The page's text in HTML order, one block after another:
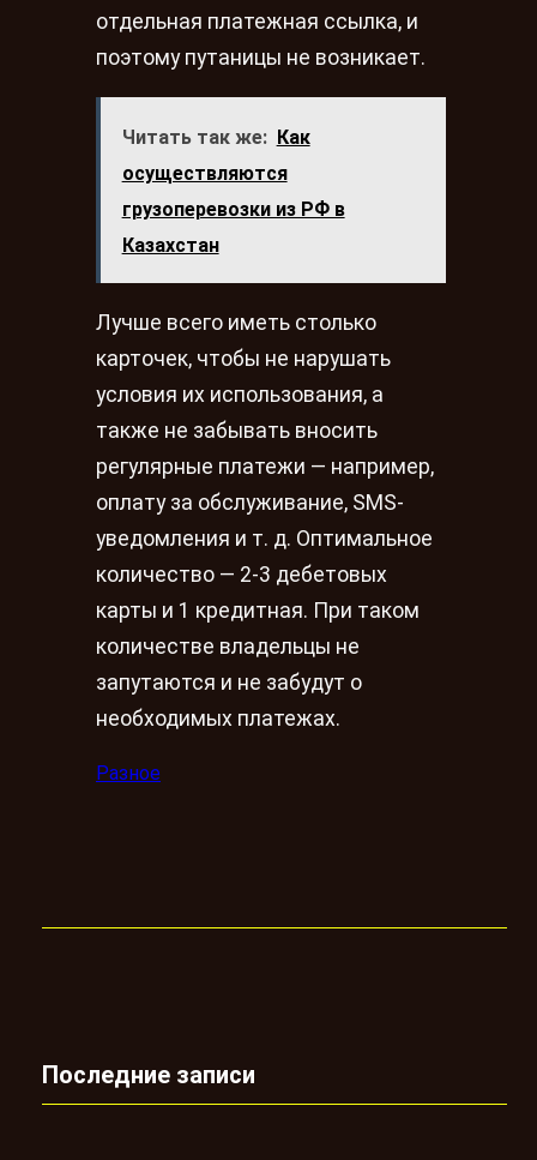
отдельная платежная ссылка, и
поэтому путаницы не возникает.
Читать так же: Как
осуществляются
грузоперевозки из РФ в
Казахстан
Лучше всего иметь столько
карточек, чтобы не нарушать
условия их использования, а
также не забывать вносить
регулярные платежи — например,
оплату за обслуживание, SMS-
уведомления и т. д. Оптимальное
количество — 2-3 дебетовых
карты и 1 кредитная. При таком
количестве владельцы не
запутаются и не забудут о
необходимых платежах.
Разное
Последние записи